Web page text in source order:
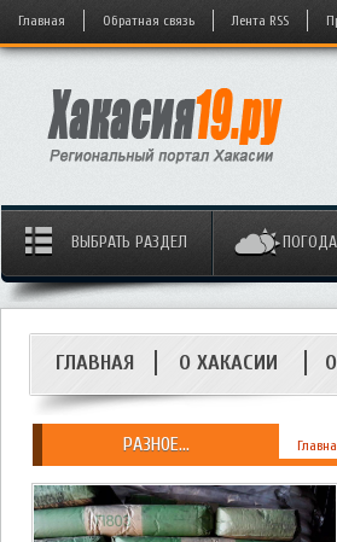
Главная Обратная связь Лента RSS
ВЫБРАТЬ РАЗДЕЛ ПОГОДА
ГЛАВНАЯ О ХАКАСИИ
РАЗНОЕ...